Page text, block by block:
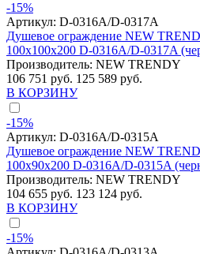
-15%
Артикул: D-0316A/D-0317A
Душевое ограждение NEW
100x100x200 D-0316A/D-0317A
Производитель: NEW TRENDY
106 751 руб. 125 589 руб.
В КОРЗИНУ
-15%
Артикул: D-0316A/D-0315A
Душевое ограждение NEW
100x90x200 D-0316A/D-0315A
Производитель: NEW TRENDY
104 655 руб. 123 124 руб.
В КОРЗИНУ
-15%